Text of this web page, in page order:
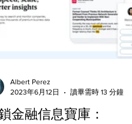
金融信息寶庫：
Albert Perez
2023年6月12日
讀畢需時 13 分鐘